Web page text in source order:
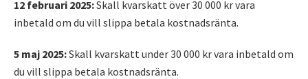
12 februari 2025:Skall kvarskatt över 30 000 kr vara
inbetald om du vill slippa betala kostnadsränta.
5 maj 2025:Skall kvarskatt under 30 000 kr vara inbetald om
du vill slippa betala kostnadsränta.